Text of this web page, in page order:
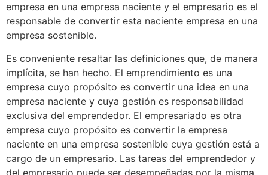
empresa en una empresa naciente y el empresario es el
responsable de convertir esta naciente empresa en una
empresa sostenible.
Es conveniente resaltar las definiciones que, de manera
implícita, se han hecho. El emprendimiento es una
empresa cuyo propósito es convertir una idea en una
empresa naciente y cuya gestión es responsabilidad
exclusiva del emprendedor. El empresariado es otra
empresa cuyo propósito es convertir la empresa
naciente en una empresa sostenible cuya gestión está a
cargo de un empresario. Las tareas del emprendedor y
del empresario puede ser desempeñadas por la misma